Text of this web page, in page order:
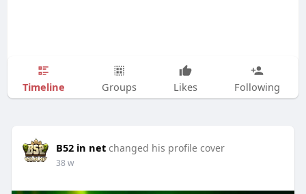
Timeline Groups Likes Following
B52 in net changed his profile cover
38 w